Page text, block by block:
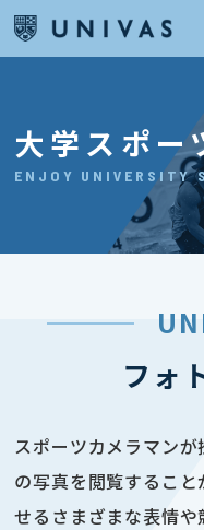
大学スポー
ENJOY UNIVERSITY
フォ
スポーツカメラマン
の写真を閲覧するこ
せるさまざまな表情